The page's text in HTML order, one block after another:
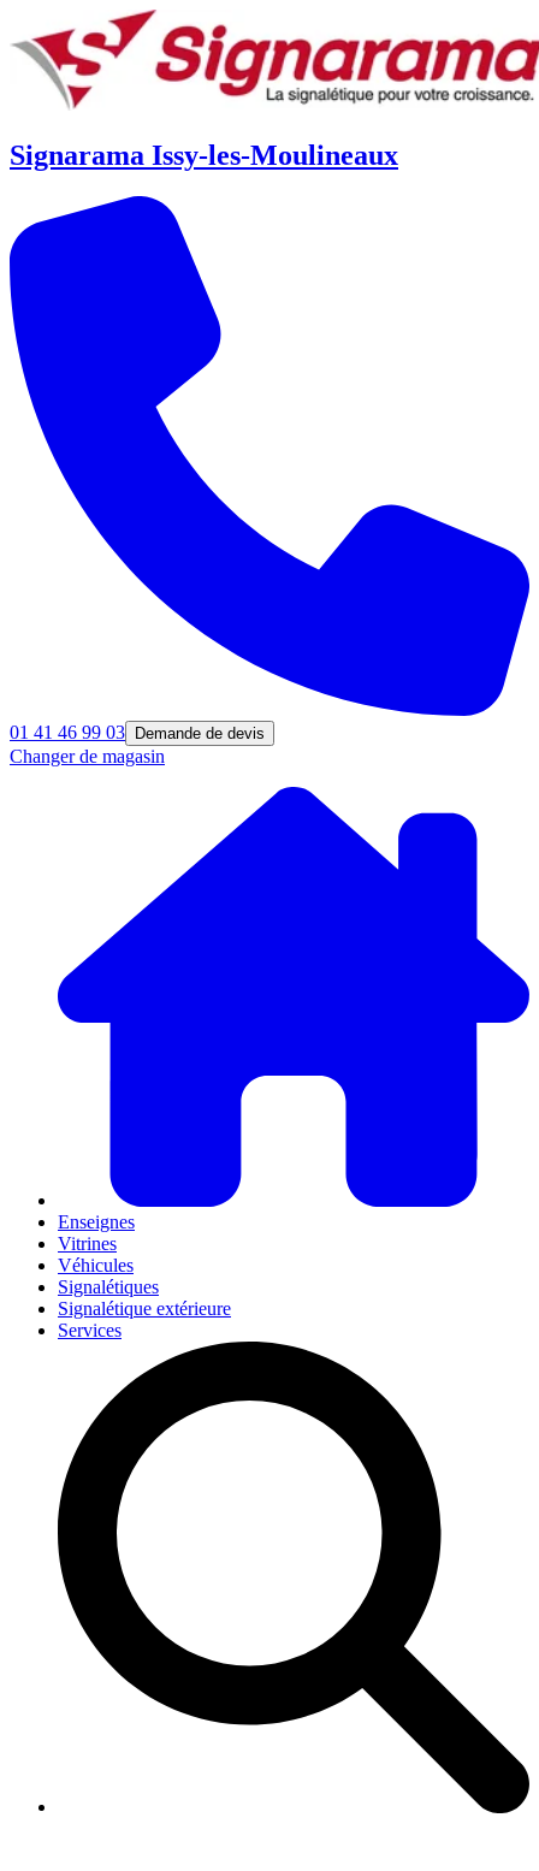
Signarama Issy-les-Moulineaux
01 41 46 99 03 Demande de devis
Changer de magasin
Enseignes
Vitrines
Véhicules
Signalétiques
Signalétique extérieure
Services